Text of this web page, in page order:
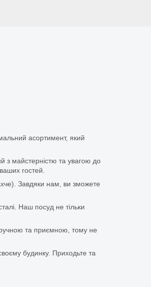
асортимент, який
з майстерністю та увагою до
гостей.
Завдяки нам, ви зможете
Наш посуд не тільки
та приємною, тому не
будинку. Приходьте та